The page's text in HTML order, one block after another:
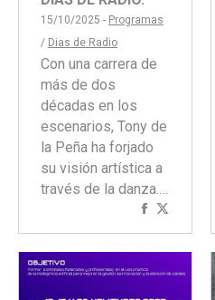
15/10/2025 - Programas
/ Dias de Radio
Con una carrera de
más de dos
décadas en los
escenarios, Tony de
la Peña ha forjado
su visión artística a
través de la danza.…
Compartir
con
Facebook
con
Twitter